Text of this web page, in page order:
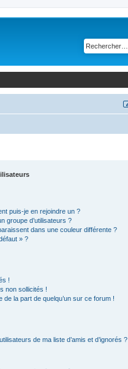
puis-je en rejoindre un ?
groupe d’utilisateurs ?
dans une couleur différente ?
» ?
!
non sollicités !
de la part de quelqu’un sur ce forum !
de ma liste d’amis et d’ignorés ?